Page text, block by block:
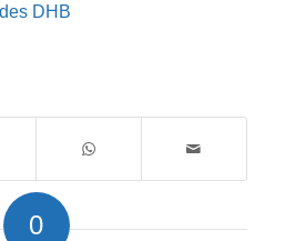
DHB
0